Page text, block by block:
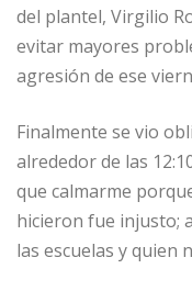
del plantel, Virgilio
evitar mayores
agresión de ese
Finalmente se vio
alrededor de las
que calmarme
hicieron fue injusto;
las escuelas y quien